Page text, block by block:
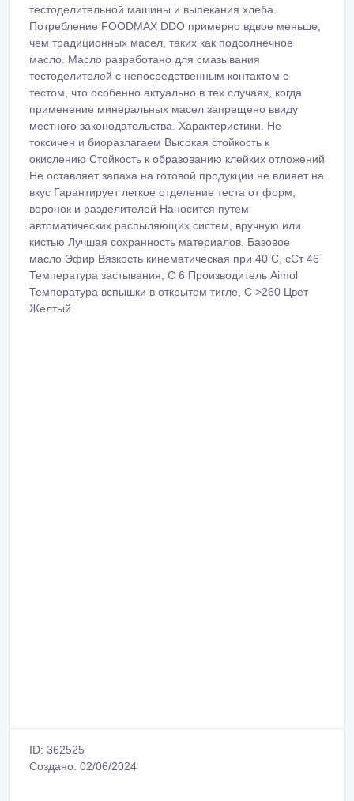
тестоделительной машины и выпекания хлеба.
Потребление FOODMAX DDO примерно вдвое меньше,
чем традиционных масел, таких как подсолнечное
масло. Масло разработано для смазывания
тестоделителей с непосредственным контактом с
тестом, что особенно актуально в тех случаях, когда
применение минеральных масел запрещено ввиду
местного законодательства. Характеристики. Не
токсичен и биоразлагаем Высокая стойкость к
окислению Стойкость к образованию клейких отложений
Не оставляет запаха на готовой продукции не влияет на
вкус Гарантирует легкое отделение теста от форм,
воронок и разделителей Наносится путем
автоматических распыляющих систем, вручную или
кистью Лучшая сохранность материалов. Базовое
масло Эфир Вязкость кинематическая при 40 С, сСт 46
Температура застывания, С 6 Производитель Aimol
Температура вспышки в открытом тигле, С >260 Цвет
Желтый.
ID: 362525
Создано: 02/06/2024